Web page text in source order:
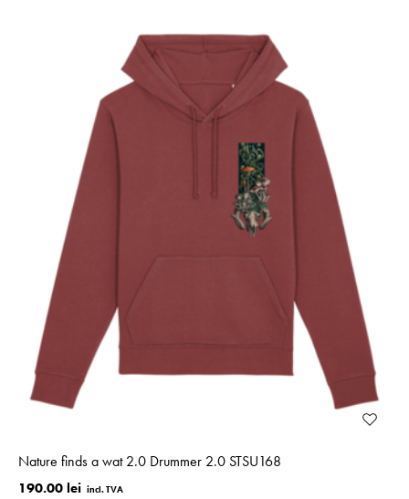
Nature finds a wat 2.0 Drummer 2.0 STSU168
190.00 lei